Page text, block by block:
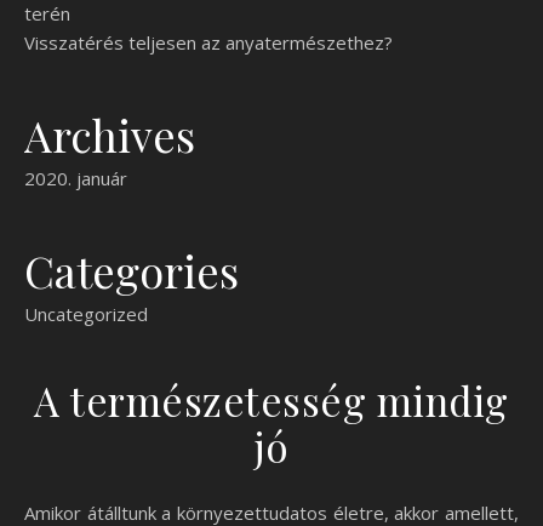
terén
Visszatérés teljesen az anyatermészethez?
Archives
2020. január
Categories
Uncategorized
A természetesség mindig
jó
Amikor átálltunk a környezettudatos életre, akkor amellett,